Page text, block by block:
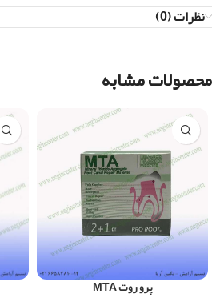
نظرات (0)
محصولات مشابه
پرو روت MTA